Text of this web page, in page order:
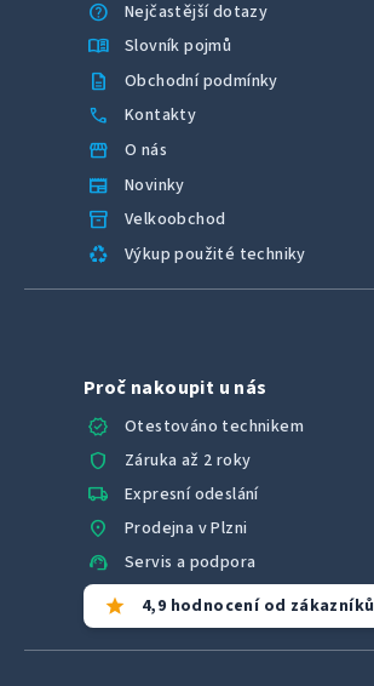
help
Nejčastější dotazy
menu_book Slovník pojmů
description Obchodní podmínky
call Kontakty
storefront O nás
newspaper Novinky
inventory_2 Velkoobchod
recycling Výkup použité techniky
Proč nakoupit u nás
verified
Otestováno technikem
shield Záruka až 2 roky
local_shipping Expresní odeslání
location_on Prodejna v Plzni
support_agent Servis a podpora
star 4,9 hodnocení od zákazníků